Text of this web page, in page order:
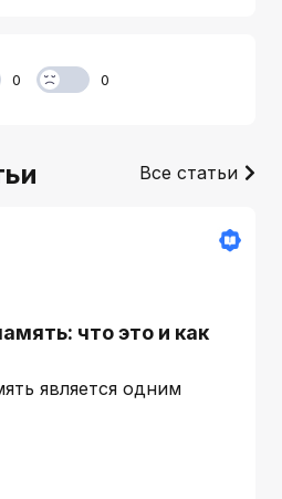
0 0
Все статьи
что это и как
является одним